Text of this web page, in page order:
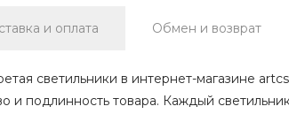
и оплата Обмен и возврат
светильники в интернет-магазине
и подлинность товара. Каждый